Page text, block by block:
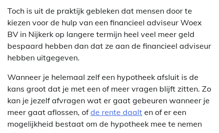
Toch is uit de praktijk gebleken dat mensen door te
kiezen voor de hulp van een financieel adviseur Woex
BV in Nijkerk op langere termijn heel veel meer geld
bespaard hebben dan dat ze aan de financieel adviseur
hebben uitgegeven.
Wanneer je helemaal zelf een hypotheek afsluit is de
kans groot dat je met een of meer vragen blijft zitten. Zo
kan je jezelf afvragen wat er gaat gebeuren wanneer je
meer gaat aflossen, ofde rente daalt en of er een
mogelijkheid bestaat om de hypotheek mee te nemen